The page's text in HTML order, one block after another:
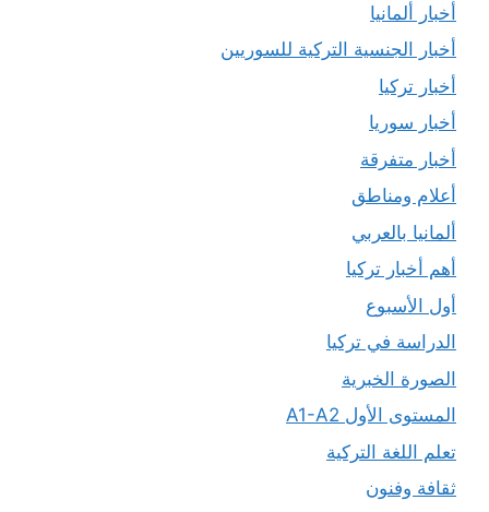
أخبار ألمانيا
أخبار الجنسية التركية للسوريين
أخبار تركيا
أخبار سوريا
أخبار متفرقة
أعلام ومناطق
ألمانيا بالعربي
أهم أخبار تركيا
أول الأسبوع
الدراسة في تركيا
الصورة الخبرية
المستوى الأول A1-A2
تعلم اللغة التركية
ثقافة وفنون